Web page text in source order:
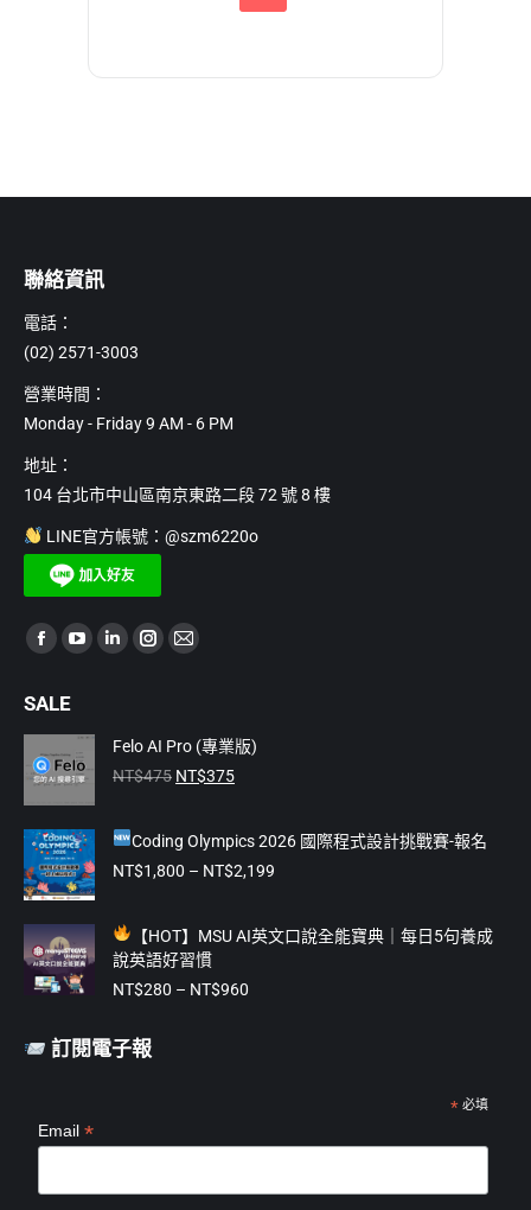
聯絡資訊
電話：
(02) 2571-3003
營業時間：
Monday - Friday 9 AM - 6 PM
地址：
104 台北市中山區南京東路二段 72 號 8 樓
LINE官方帳號：@szm6220o
Find us on:
Facebook
opens
new
window
YouTube
in
new
window
Linkedin
in
new
Instagram
in
new
Mail
in
new
SALE
Felo AI Pro (專業版)
NT$475 原
格：
NT$475。
NT$375目
格：
NT$375。
Coding Olympics 2026 國際程式設計挑戰賽-報名
NT$1,800 – NT$2,199
圍：
【HOT】MSU AI英文口說全能寶典｜每日5句養成
說英語好習慣
NT$280 – NT$960
訂閱電子報
* 必填
Email*